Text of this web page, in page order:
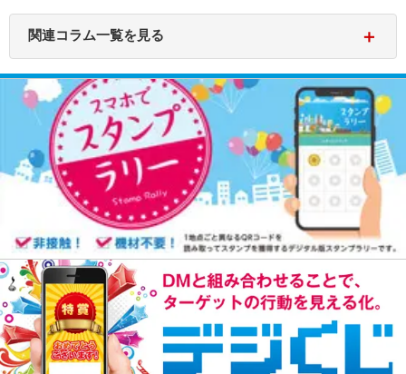
関連コラム一覧を見る ＋